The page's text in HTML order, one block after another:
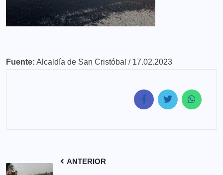
Fuente: Alcaldía de San Cristóbal / 17.02.2023
ANTERIOR